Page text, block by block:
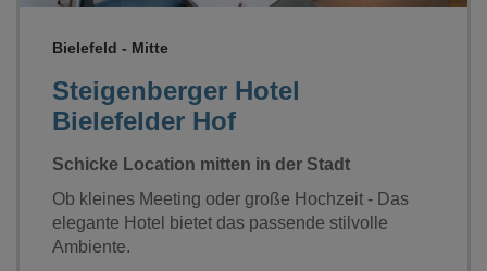
Steigenberger Hotel
Bielefelder Hof
Bielefeld - Mitte
Schicke Location mitten in der Stadt
Ob kleines Meeting oder große Hochzeit - Das
elegante Hotel bietet das passende stilvolle
Ambiente.